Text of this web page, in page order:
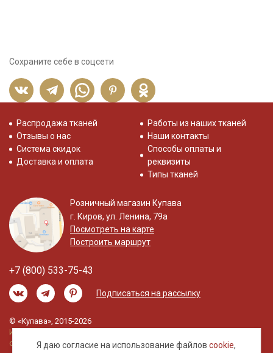
Сохраните себе в соцсети
Я даю согласие на использование файловcookie,
Распродажа тканей
Отзывы о нас
Система скидок
Доставка и оплата
Работы из наших тканей
Наши контакты
Способы оплаты и
реквизиты
Типы тканей
Розничный магазин Купава
г. Киров, ул. Ленина, 79а
Посмотреть на карте
Построить маршрут
+7 (800) 533-75-43
Подписаться на рассылку
© «Купава», 2015-2026
Информация на сайте не является публичной
офертой.